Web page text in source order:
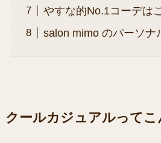
やすな的No.1コーデは
salon mimo のパーソナ
クールカジュアルってこ